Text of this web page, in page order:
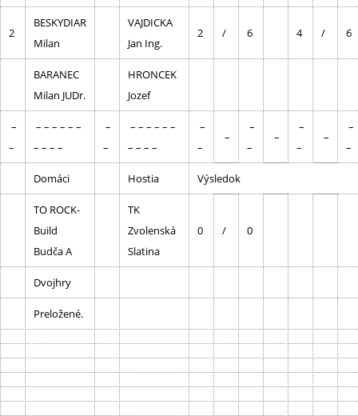
2
BESKYDIAR
Milan
VAJDICKA
Jan Ing.
2 / 6 4 / 6
BARANEC
Milan JUDr.
HRONCEK
Jozef
–
–
– – – – – –
– – – –
–
–
– – – – – –
– – – –
–
–
–
–
–
–
–
–
–
–
–
Domáci Hostia Výsledok
TO ROCK-
Build
Budča A
TK
Zvolenská
Slatina
0 / 0
Dvojhry
Preložené.